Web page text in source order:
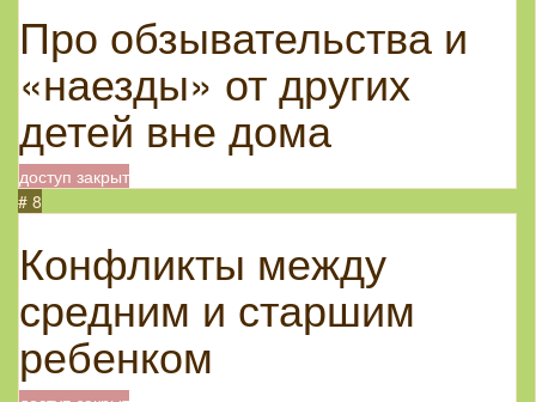
Про обзывательства и
«наезды» от других
детей вне дома
доступ закрыт
# 8
Конфликты между
средним и старшим
ребенком